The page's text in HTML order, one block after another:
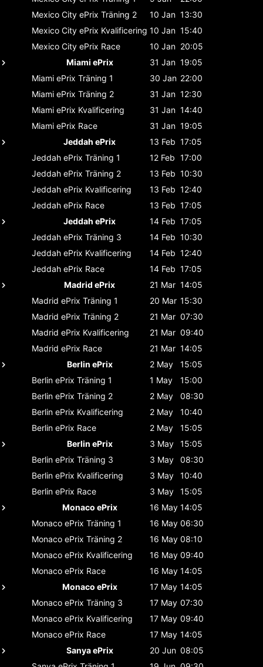
Mexico City ePrix Träning 2 10 Jan 13:30
Mexico City ePrix Kvalificering 10 Jan 15:40
Mexico City ePrix Race 10 Jan 20:05
Miami ePrix
31 Jan 19:05
Miami ePrix Träning 1 30 Jan 22:00
Miami ePrix Träning 2 31 Jan 12:30
Miami ePrix Kvalificering 31 Jan 14:40
Miami ePrix Race 31 Jan 19:05
Jeddah ePrix
13 Feb 17:05
Jeddah ePrix Träning 1 12 Feb 17:00
Jeddah ePrix Träning 2 13 Feb 10:30
Jeddah ePrix Kvalificering 13 Feb 12:40
Jeddah ePrix Race 13 Feb 17:05
Jeddah ePrix
14 Feb 17:05
Jeddah ePrix Träning 3 14 Feb 10:30
Jeddah ePrix Kvalificering 14 Feb 12:40
Jeddah ePrix Race 14 Feb 17:05
Madrid ePrix
21 Mar 14:05
Madrid ePrix Träning 1 20 Mar 15:30
Madrid ePrix Träning 2 21 Mar 07:30
Madrid ePrix Kvalificering 21 Mar 09:40
Madrid ePrix Race 21 Mar 14:05
Berlin ePrix
2 May
15:05
Berlin ePrix Träning 1 1 May
15:00
Berlin ePrix Träning 2 2 May
08:30
Berlin ePrix Kvalificering 2 May
10:40
Berlin ePrix Race 2 May
15:05
Berlin ePrix
3 May
15:05
Berlin ePrix Träning 3 3 May
08:30
Berlin ePrix Kvalificering 3 May
10:40
Berlin ePrix Race 3 May
15:05
Monaco ePrix
16 May 14:05
Monaco ePrix Träning 1 16 May 06:30
Monaco ePrix Träning 2 16 May 08:10
Monaco ePrix Kvalificering 16 May 09:40
Monaco ePrix Race 16 May 14:05
Monaco ePrix
17 May 14:05
Monaco ePrix Träning 3 17 May 07:30
Monaco ePrix Kvalificering 17 May 09:40
Monaco ePrix Race 17 May 14:05
Sanya ePrix
20 Jun 08:05